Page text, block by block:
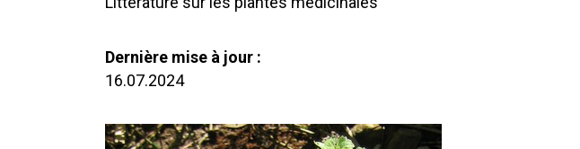
Dernière mise à jour :
16.07.2024